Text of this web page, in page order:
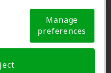
you are using an opt-out
honor that signal. Cookie
Manage
preferences